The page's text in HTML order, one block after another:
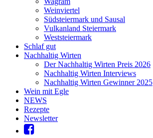
Weinviertel
Südsteiermark und Sausal
Vulkanland Steiermark
Weststeiermark
Schlaf gut
Nachhaltig Wirten
Der Nachhaltig Wirten Preis 2026
Nachhaltig Wirten Interviews
Nachhaltig Wirten Gewinner 2025
Wein mit Egle
NEWS
Rezepte
Newsletter